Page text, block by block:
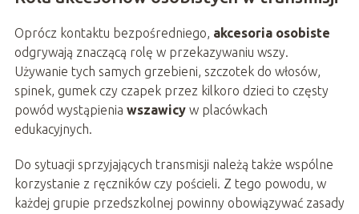
Oprócz kontaktu bezpośredniego, akcesoria osobiste
odgrywają znaczącą rolę w przekazywaniu wszy.
Używanie tych samych grzebieni, szczotek do włosów,
spinek, gumek czy czapek przez kilkoro dzieci to częsty
powód wystąpienia wszawicyw placówkach
edukacyjnych.
Do sytuacji sprzyjających transmisji należą także wspólne
korzystanie z ręczników czy pościeli. Z tego powodu, w
każdej grupie przedszkolnej powinny obowiązywać zasady